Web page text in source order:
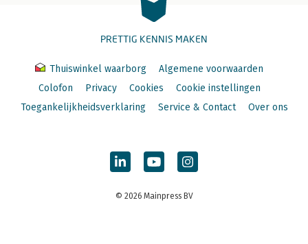
PRETTIG KENNIS MAKEN
Thuiswinkel waarborg
Algemene voorwaarden
Colofon
Privacy Cookies
Cookie instellingen
Toegankelijkheidsverklaring
Service & Contact Over ons
© 2026 Mainpress BV